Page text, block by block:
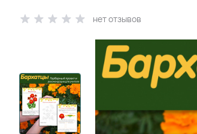
нет отзывов